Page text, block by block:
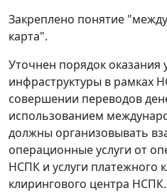
Закреплено понятие
карта".
Уточнен порядок оказания
инфраструктуры в рамках
совершении переводов
использованием
должны организовывать
операционные услуги от
НСПК и услуги платежного
клирингового центра НСПК.